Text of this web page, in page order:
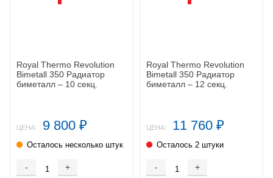
Royal Thermo Revolution
Bimetall 350 Радиатор
биметалл – 10 секц.
ЦЕНА: 9 800 ₽
Осталось несколько штук
- +
Royal Thermo Revolution
Bimetall 350 Радиатор
биметалл – 12 секц.
ЦЕНА: 11 760 ₽
Осталось 2 штуки
- +